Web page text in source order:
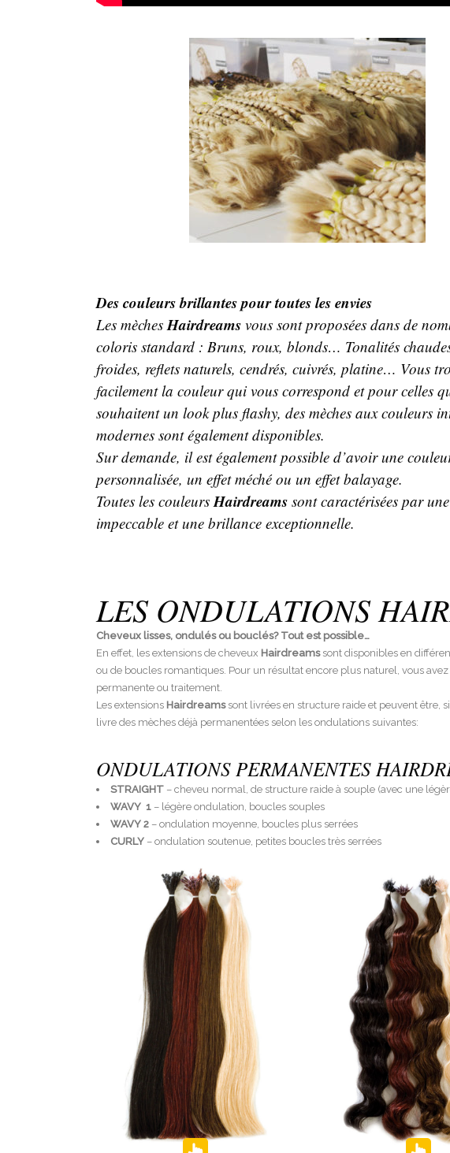
Des couleurs brillantes pour toutes les envies
Les mèches Hairdreams vous sont proposées dans de
coloris standard : Bruns, roux, blonds… Tonalités
froides, reflets naturels, cendrés, cuivrés, platine… Vous
facilement la couleur qui vous correspond et pour celles
souhaitent un look plus flashy, des mèches aux couleurs
modernes sont également disponibles.
Sur demande, il est également possible d’avoir une
personnalisée, un effet méché ou un effet balayage.
Toutes les couleurs Hairdreams sont caractérisées par
impeccable et une brillance exceptionnelle.
LES ONDULATIONS
Cheveux lisses, ondulés ou bouclés? Tout est possible…
En effet, les extensions de cheveux Hairdreamssont disponibles en
ou de boucles romantiques. Pour un résultat encore plus naturel, vous
permanente ou traitement.
Les extensions Hairdreamssont livrées en structure raide et peuvent être,
livre des mèches déjà permanentées selon les ondulations suivantes:
ONDULATIONS PERMANENTES
STRAIGHT – cheveu normal, de structure raide à souple (avec une
WAVY 1 – légère ondulation, boucles souples
WAVY 2 – ondulation moyenne, boucles plus serrées
CURLY – ondulation soutenue, petites boucles très serrées